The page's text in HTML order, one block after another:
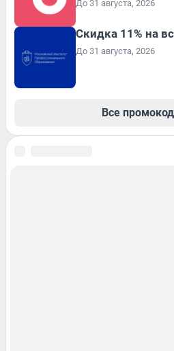
До 31 августа, 2026
Скидка 11% на
До 31 августа, 2026
Все